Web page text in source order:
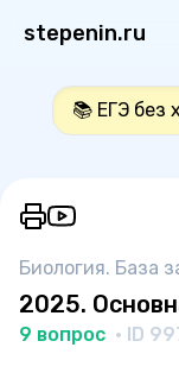
stepenin.ru
📚 ЕГЭ без
Биология. База
2025.
9 вопрос · ID